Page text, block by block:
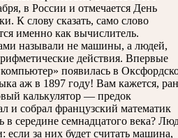
в России и отмечается День
К слову сказать, само слово
именно как вычислитель.
называли не машины, а людей,
действия. Впервые
появилась в
аж в 1897 году! Вам кажется,
калькулятор — предок
и собрал французский математик
в середине семнадцатого века?
если за них будет считать машина,